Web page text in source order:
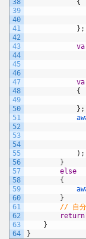
38
39
40
41
42
43
44
45
46
47
48
49
50
51
52
53
54
55
56
57
58
59
60
61
62
63
64
{
new
new
};
{
} ;
) ;
}
else
{
}
// 自分
return
}
}